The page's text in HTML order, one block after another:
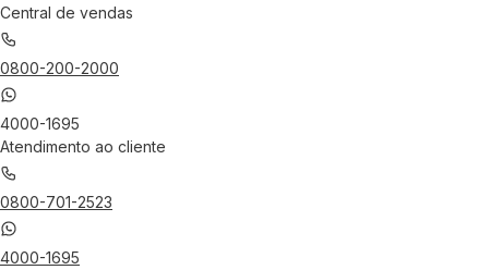
Central de vendas
0800-200-2000
4000-1695
Atendimento ao cliente
0800-701-2523
4000-1695